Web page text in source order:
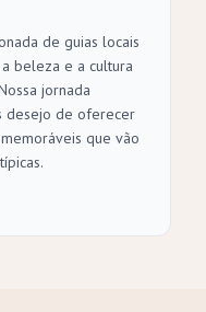
de guias locais
beleza e a cultura
jornada
desejo de oferecer
que vão